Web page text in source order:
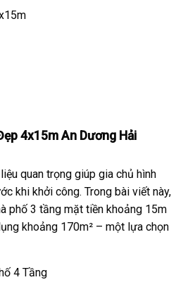
4x15m An Dương Hải
quan trọng giúp gia chủ hình
khi khởi công. Trong bài viết này,
phố 3 tầng mặt tiền khoảng 15m
khoảng 170m² – một lựa chọn